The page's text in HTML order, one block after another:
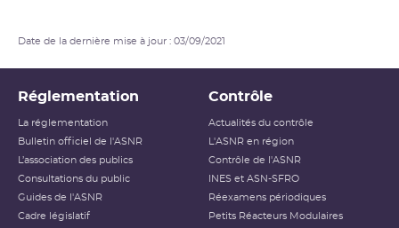
Date de la dernière mise à jour : 03/09/2021
Réglementation
La réglementation
Bulletin officiel de l'ASNR
L’association des publics
Consultations du public
Guides de l'ASNR
Cadre législatif
Contrôle
Actualités du contrôle
L'ASNR en région
Contrôle de l'ASNR
INES et ASN-SFRO
Réexamens périodiques
Petits Réacteurs Modulaires